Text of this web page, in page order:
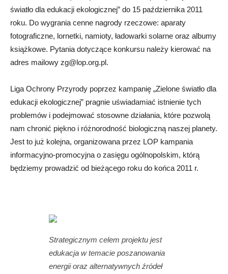
światło dla edukacji ekologicznej” do 15 października 2011
roku. Do wygrania cenne nagrody rzeczowe: aparaty
fotograficzne, lornetki, namioty, ładowarki solarne oraz albumy
książkowe. Pytania dotyczące konkursu należy kierować na
adres mailowy zg@lop.org.pl.
Liga Ochrony Przyrody poprzez kampanię „Zielone światło dla
edukacji ekologicznej” pragnie uświadamiać istnienie tych
problemów i podejmować stosowne działania, które pozwolą
nam chronić piękno i różnorodność biologiczną naszej planety.
Jest to już kolejna, organizowana przez LOP kampania
informacyjno-promocyjna o zasięgu ogólnopolskim, którą
będziemy prowadzić od bieżącego roku do końca 2011 r.
Strategicznym celem projektu jest
edukacja w temacie poszanowania
energii oraz alternatywnych źródeł